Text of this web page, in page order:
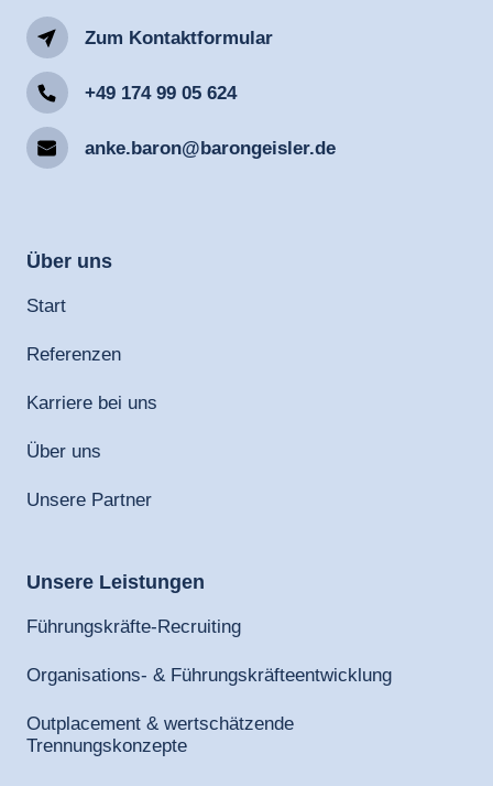
Zum Kontaktformular
+49 174 99 05 624
anke.baron@barongeisler.de
Über uns
Start
Referenzen
Karriere bei uns
Über uns
Unsere Partner
Unsere Leistungen
Führungskräfte-Recruiting
Organisations- & Führungskräfteentwicklung
Outplacement & wertschätzende
Trennungskonzepte